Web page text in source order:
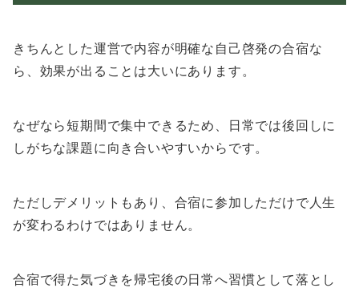
きちんとした運営で内容が明確な自己啓発の合宿な
ら、効果が出ることは大いにあります。
なぜなら短期間で集中できるため、日常では後回しに
しがちな課題に向き合いやすいからです。
ただしデメリットもあり、合宿に参加しただけで人生
が変わるわけではありません。
合宿で得た気づきを帰宅後の日常へ習慣として落とし